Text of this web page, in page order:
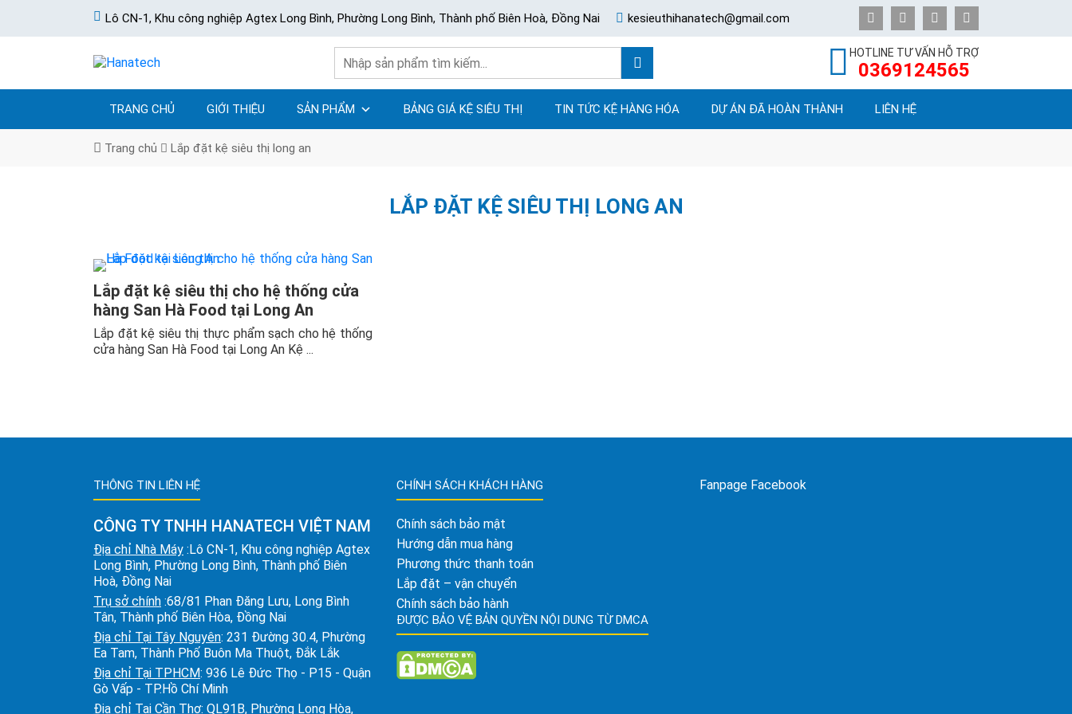
Lô CN-1, Khu công nghiệp Agtex Long Bình, Phường Long Bình, Thành phố Biên Hoà, Đồng Nai kesieuthihanatech@gmail.com
HOTLINE TƯ VẤN HỖ TRỢ
0369124565
TRANG CHỦ GIỚI THIỆU SẢN PHẨM BẢNG GIÁ KỆ SIÊU THỊ TIN TỨC KỆ HÀNG HÓA DỰ ÁN ĐÃ HOÀN THÀNH LIÊN HỆ
Trang chủ Lắp đặt kệ siêu thị long an
LẮP ĐẶT KỆ SIÊU THỊ LONG AN
Lắp đặt kệ siêu thị cho hệ thống cửa
hàng San Hà Food tại Long An
Lắp đặt kệ siêu thị thực phẩm sạch cho hệ thống
cửa hàng San Hà Food tại Long An Kệ ...
THÔNG TIN LIÊN HỆ
CÔNG TY TNHH HANATECH VIỆT NAM
Địa chỉ Nhà Máy :Lô CN-1, Khu công nghiệp Agtex
Long Bình, Phường Long Bình, Thành phố Biên
Hoà, Đồng Nai
Trụ sở chính :68/81 Phan Đăng Lưu, Long Bình
Tân, Thành phố Biên Hòa, Đồng Nai
Địa chỉ Tại Tây Nguyên: 231 Đường 30.4, Phường
Ea Tam, Thành Phố Buôn Ma Thuột, Đắk Lắk
Địa chỉ Tại TPHCM: 936 Lê Đức Thọ - P15 - Quận
Gò Vấp - TP.Hồ Chí Minh
Địa chỉ Tại Cần Thơ: QL91B, Phường Long Hòa,
CHÍNH SÁCH KHÁCH HÀNG
Chính sách bảo mật
Hướng dẫn mua hàng
Phương thức thanh toán
Lắp đặt – vận chuyển
Chính sách bảo hành
ĐƯỢC BẢO VỆ BẢN QUYỀN NỘI DUNG TỪ DMCA
Fanpage Facebook